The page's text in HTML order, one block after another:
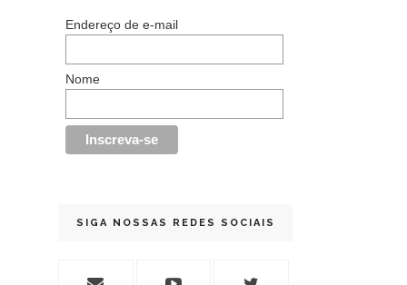
Endereço de e-mail
Nome
SIGA NOSSAS REDES SOCIAIS